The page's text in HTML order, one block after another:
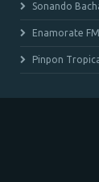
Sonando
Enamorate FM
Pinpon